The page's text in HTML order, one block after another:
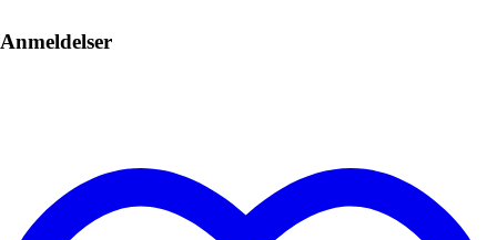
Anmeldelser